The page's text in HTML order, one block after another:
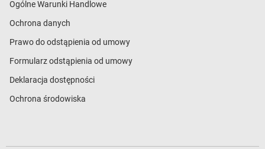
Ogólne Warunki Handlowe
Ochrona danych
Prawo do odstąpienia od umowy
Formularz odstąpienia od umowy
Deklaracja dostępności
Ochrona środowiska